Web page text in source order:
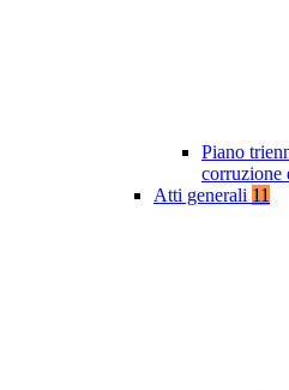
Piano
corruzione
Atti generali 11